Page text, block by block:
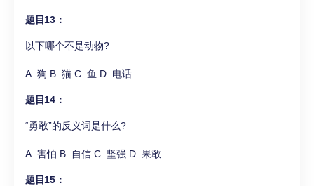
题目13：
以下哪个不是动物?
A. 狗 B. 猫 C. 鱼 D. 电话
题目14：
“勇敢”的反义词是什么?
A. 害怕 B. 自信 C. 坚强 D. 果敢
题目15：